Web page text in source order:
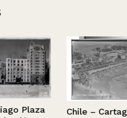
Plaza
Chile – Cartagena,